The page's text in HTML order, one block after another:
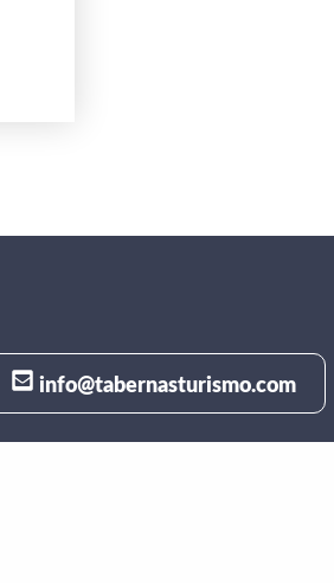
info@tabernasturismo.com